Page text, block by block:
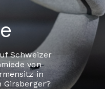
Schweizer
von
in
Girsberger?